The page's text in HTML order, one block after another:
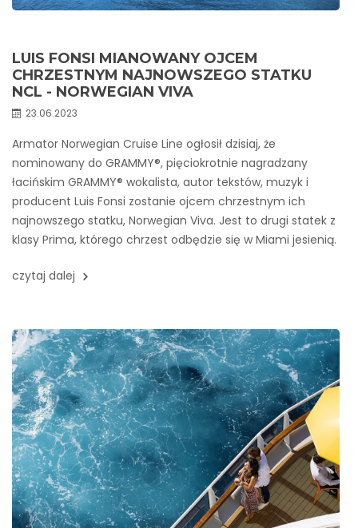
LUIS FONSI MIANOWANY OJCEM
CHRZESTNYM NAJNOWSZEGO STATKU
NCL - NORWEGIAN VIVA
23.06.2023
Armator Norwegian Cruise Line ogłosił dzisiaj, że
nominowany do GRAMMY®, pięciokrotnie nagradzany
łacińskim GRAMMY® wokalista, autor tekstów, muzyk i
producent Luis Fonsi zostanie ojcem chrzestnym ich
najnowszego statku, Norwegian Viva. Jest to drugi statek z
klasy Prima, którego chrzest odbędzie się w Miami jesienią.
czytaj dalej